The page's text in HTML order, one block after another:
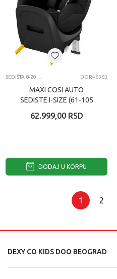
DOR46363
MAXI COSI AUTO
SEDISTE I-SIZE (61-105
BLACK
62.999,00 RSD
DODAJ U KORPU
1 2
DEXY CO KIDS DOO BEOGRAD